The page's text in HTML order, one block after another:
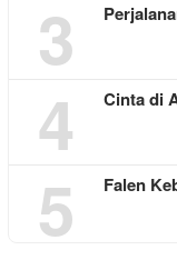
3
4 Cinta di
5 Falen